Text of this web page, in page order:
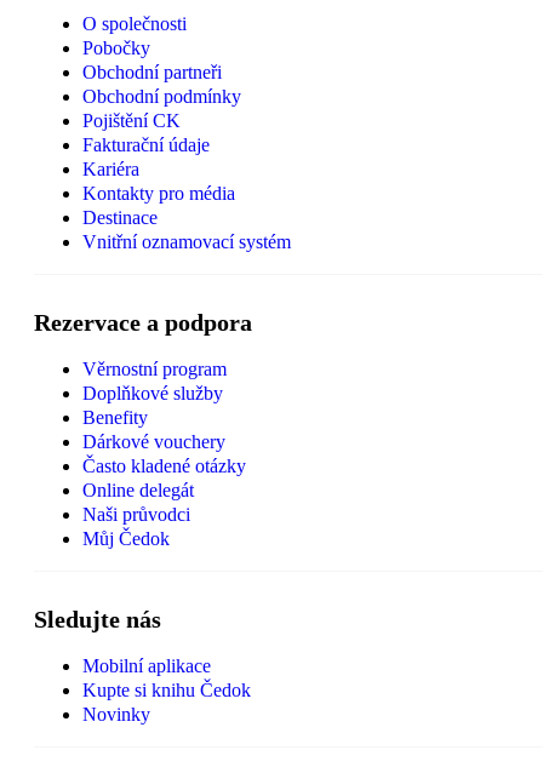
O společnosti
Pobočky
Obchodní partneři
Obchodní podmínky
Pojištění CK
Fakturační údaje
Kariéra
Kontakty pro média
Destinace
Vnitřní oznamovací systém
Rezervace a podpora
Věrnostní program
Doplňkové služby
Benefity
Dárkové vouchery
Často kladené otázky
Online delegát
Naši průvodci
Můj Čedok
Sledujte nás
Mobilní aplikace
Kupte si knihu Čedok
Novinky